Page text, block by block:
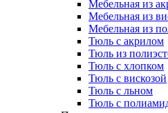
Мебельная из
Мебельная из
Мебельная из
Тюль с акрилом
Тюль из
Тюль с хлопком
Тюль с вискозой
Тюль с льном
Тюль с